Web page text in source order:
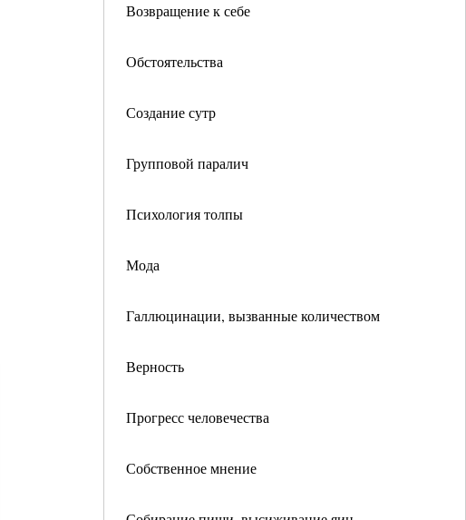
Возвращение к себе
Обстоятельства
Создание сутр
Групповой паралич
Психология толпы
Мода
Галлюцинации, вызванные количеством
Верность
Прогресс человечества
Собственное мнение